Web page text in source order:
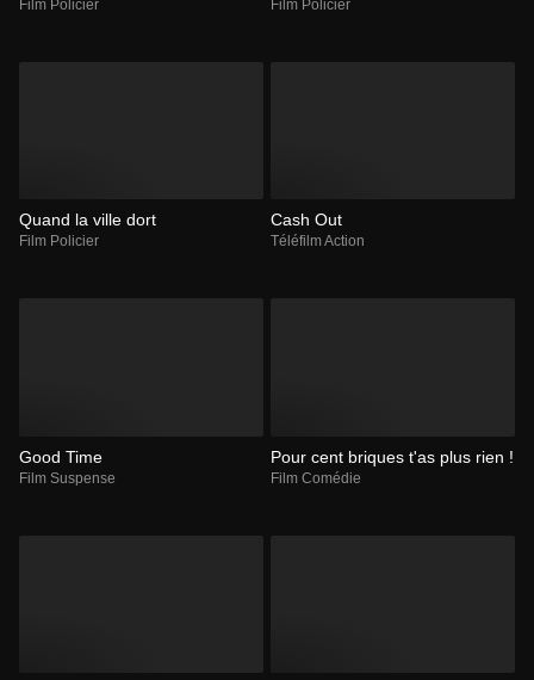
Film Policier Film Policier
Quand la ville dort
Film Policier
Cash Out
Téléfilm Action
Good Time
Film Suspense
Pour cent briques t'as plus rien !
Film Comédie